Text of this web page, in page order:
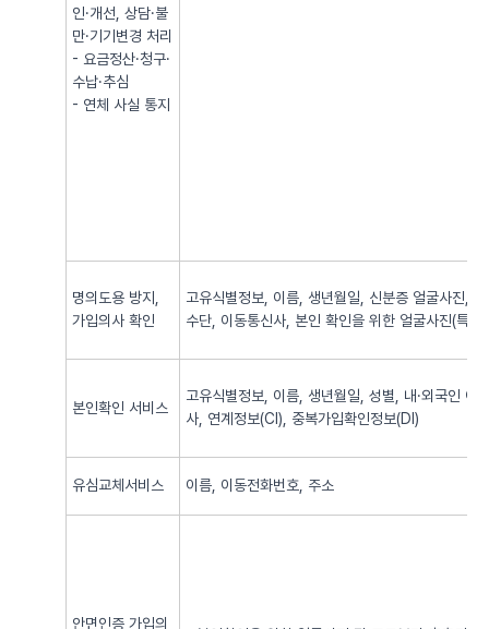
인·개선, 상담·불
만·기기변경 처리
- 요금정산·청구·
수납·추심
- 연체 사실 통지
명의도용 방지,
가입의사 확인
고유식별정보, 이름, 생년월일, 신분증 얼굴사진,
수단, 이동통신사, 본인 확인을 위한 얼굴사진(특징
본인확인 서비스
고유식별정보, 이름, 생년월일, 성별, 내·외국인
사, 연계정보(CI), 중복가입확인정보(DI)
유심교체서비스 이름, 이동전화번호, 주소
안면인증 가입의